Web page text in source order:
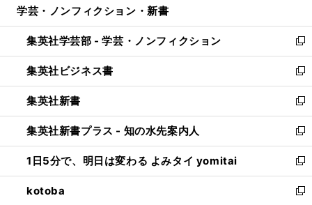
開
く
ウ
で
開
く
ン
ド
ウ
で
開
く
ウ
ィ
ン
ド
ウ
で
開
く
学芸・ノンフィクション・新書
集英社学芸部 - 学芸・ノンフィクション
新
し
い
ウ
ィ
ン
ド
ウ
で
開
く
集英社ビジネス書
新
し
い
ウ
ィ
ン
ド
ウ
で
集英社新書
新
し
い
ウ
ィ
ン
ド
集英社新書プラス - 知の水先案内人
新
し
い
ウ
ィ
1日5分で、明日は変わる よみタイ yomitai
新
し
い
kotoba
新